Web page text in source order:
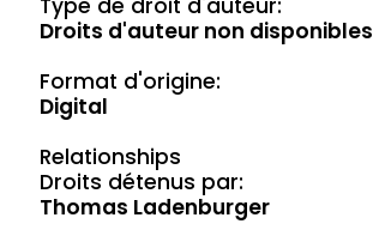
Type de droit d'auteur:
Droits d'auteur non disponibles
Format d'origine:
Digital
Relationships
Droits détenus par:
Thomas Ladenburger